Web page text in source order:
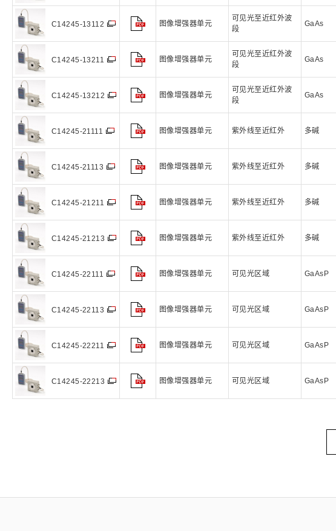
C14245-13112 图像增强器单元
可见光至近红外波
段
GaAs
C14245-13211 图像增强器单元
可见光至近红外波
段
GaAs
C14245-13212 图像增强器单元
可见光至近红外波
段
GaAs
C14245-21111 图像增强器单元 紫外线至近红外 多碱
C14245-21113 图像增强器单元 紫外线至近红外 多碱
C14245-21211 图像增强器单元 紫外线至近红外 多碱
C14245-21213 图像增强器单元 紫外线至近红外 多碱
C14245-22111 图像增强器单元 可见光区域 GaAsP
C14245-22113 图像增强器单元 可见光区域 GaAsP
C14245-22211 图像增强器单元 可见光区域 GaAsP
C14245-22213 图像增强器单元 可见光区域 GaAsP